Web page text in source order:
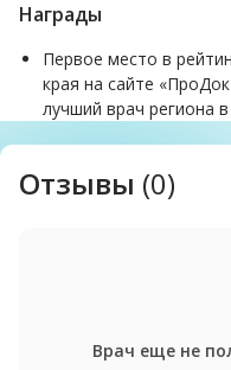
медицинской
2022 г. –
медицинский
Ясенецкого
Награды
Первое место в
края на сайте
лучший врач региона
Отзывы (0)
Врач еще не